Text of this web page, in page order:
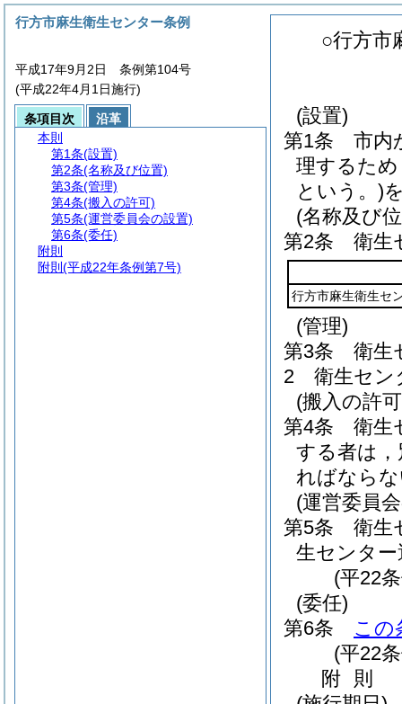
○行方市
(設置)
第1条
市内
理するた
という。)
(名称及び
第2条
衛生
行方市麻生衛生セ
(管理)
第3条
衛生
2
衛生セン
(搬入の許
第4条
衛生
する者は
ればなら
(運営委員
第5条
衛生
生センタ
(平22
(委任)
第6条
この
(平22
附 則
行方市麻生衛生センター条例
平成17年9月2日 条例第104号
(平成22年4月1日施行)
条項目次
沿革
本則
第1条(設置)
第2条(名称及び位置)
第3条(管理)
第4条(搬入の許可)
第5条(運営委員会の設置)
第6条(委任)
附則
附則 (平成22年条例第7号)